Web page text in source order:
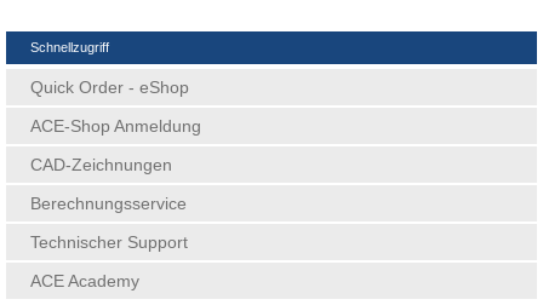
Schnellzugriff
Quick Order - eShop
ACE-Shop Anmeldung
CAD-Zeichnungen
Berechnungsservice
Technischer Support
ACE Academy